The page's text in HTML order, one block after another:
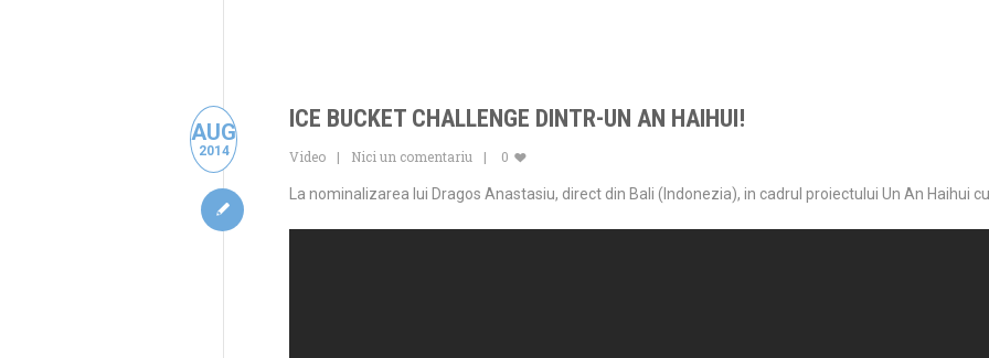
AUG
2014
ICE BUCKET CHALLENGE DINTR-UN AN HAIHUI!
Video Nici un comentariu 0
La nominalizarea lui Dragos Anastasiu, direct din Bali (Indonezia), in cadrul proiectului Un An Haihui